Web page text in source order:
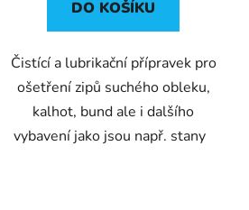
DO KOŠÍKU
Čistící a lubrikační přípravek pro
ošetření zipů suchého obleku,
kalhot, bund ale i dalšího
vybavení jako jsou např. stany